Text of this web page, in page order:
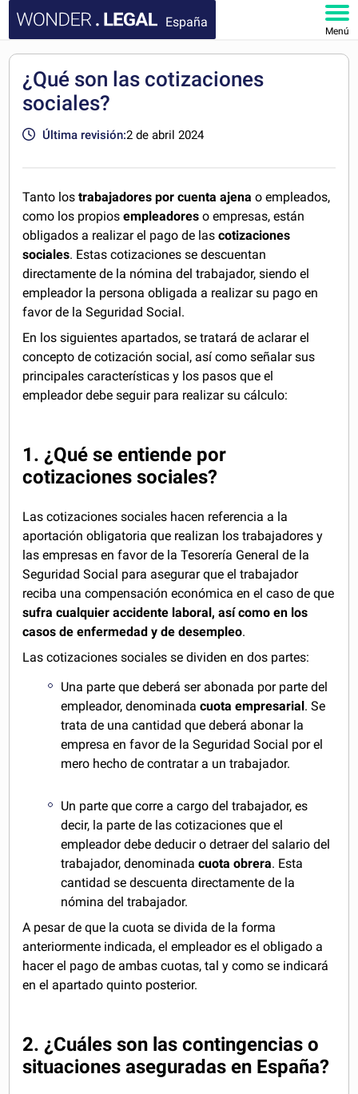
España
Menú
DOCUMENTOS
FAQ
¿Qué son las cotizaciones
sociales?
Última revisión:2 de abril 2024
Tanto lostrabajadores por cuenta ajena o empleados,
como los propiosempleadores o empresas, están
obligados a realizar el pago de lascotizaciones
sociales. Estas cotizaciones se descuentan
directamente de la nómina del trabajador, siendo el
empleador la persona obligada a realizar su pago en
favor de la Seguridad Social.
En los siguientes apartados, se tratará de aclarar el
concepto de cotización social, así como señalar sus
principales características y los pasos que el
empleador debe seguir para realizar su cálculo:
1. ¿Qué se entiende por
cotizaciones sociales?
Las cotizaciones sociales hacen referencia a la
aportación obligatoria que realizan los trabajadores y
las empresas en favor de la Tesorería General de la
Seguridad Social para asegurar que el trabajador
reciba una compensación económica en el caso de que
sufra cualquier accidente laboral, así como en los
casos de enfermedad y de desempleo.
Las cotizaciones sociales se dividen en dos partes:
Una parte que deberá ser abonada por parte del
empleador, denominadacuota empresarial. Se
trata de una cantidad que deberá abonar la
empresa en favor de la Seguridad Social por el
mero hecho de contratar a un trabajador.
Un parte que corre a cargo del trabajador, es
decir, la parte de las cotizaciones que el
empleador debe deducir o detraer del salario del
trabajador, denominadacuota obrera. Esta
cantidad se descuenta directamente de la
nómina del trabajador.
A pesar de que la cuota se divida de la forma
anteriormente indicada, el empleador es el obligado a
hacer el pago de ambas cuotas, tal y como se indicará
en el apartado quinto posterior.
2. ¿Cuáles son las contingencias o
situaciones aseguradas en España?